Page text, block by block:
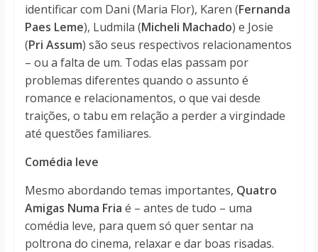
identificar com Dani (Maria Flor), Karen (Fernanda
Paes Leme), Ludmila (Micheli Machado) e Josie
(Pri Assum) são seus respectivos relacionamentos
– ou a falta de um. Todas elas passam por
problemas diferentes quando o assunto é
romance e relacionamentos, o que vai desde
traições, o tabu em relação a perder a virgindade
até questões familiares.
Comédia leve
Mesmo abordando temas importantes, Quatro
Amigas Numa Fria é – antes de tudo – uma
comédia leve, para quem só quer sentar na
poltrona do cinema, relaxar e dar boas risadas.